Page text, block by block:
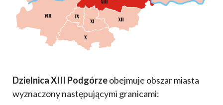
Dzielnica XIII Podgórzeobejmuje obszar miasta
wyznaczony następującymi granicami: